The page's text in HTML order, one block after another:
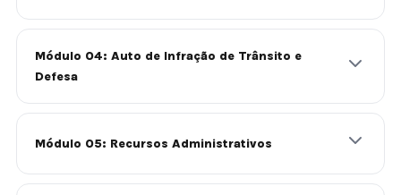
Módulo 04: Auto de Infração de Trânsito e
Defesa
Módulo 05: Recursos Administrativos